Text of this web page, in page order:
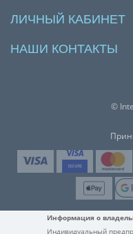
ЛИЧНЫЙ КАБИНЕТ
НАШИ КОНТАКТЫ
©
Информация о
Индивидуальный